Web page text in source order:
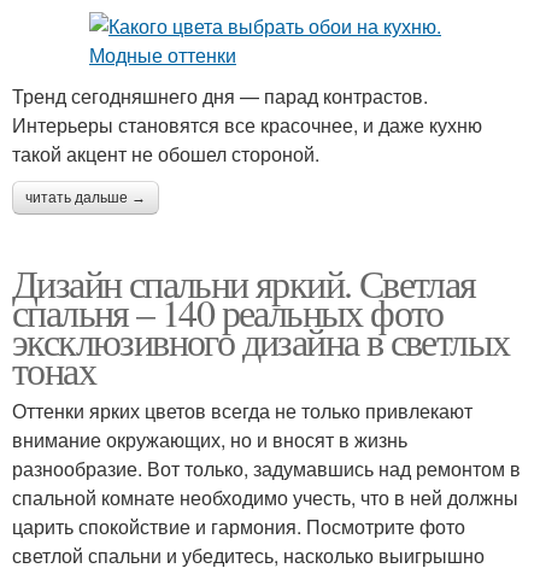
Тренд сегодняшнего дня — парад контрастов.
Интерьеры становятся все красочнее, и даже кухню
такой акцент не обошел стороной.
читать дальше →
Дизайн спальни яркий. Светлая
спальня – 140 реальных фото
эксклюзивного дизайна в светлых
тонах
Оттенки ярких цветов всегда не только привлекают
внимание окружающих, но и вносят в жизнь
разнообразие. Вот только, задумавшись над ремонтом в
спальной комнате необходимо учесть, что в ней должны
царить спокойствие и гармония. Посмотрите фото
светлой спальни и убедитесь, насколько выигрышно